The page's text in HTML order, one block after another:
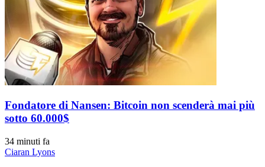
Fondatore di Nansen: Bitcoin non scenderà mai più
sotto 60.000$
34 minuti fa
Ciaran Lyons